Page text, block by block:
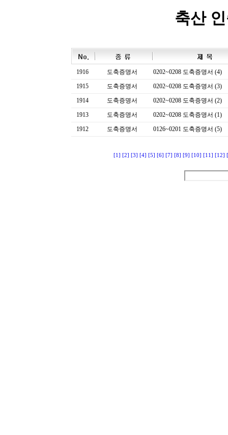
축산
1916 도축증명서
0202~0208 도축증명서 (4)
1915
도축증명서
0202~0208 도축증명서 (3)
1914
도축증명서
0202~0208 도축증명서 (2)
1913
도축증명서
0202~0208 도축증명서 (1)
1912
도축증명서 0126~0201 도축증명서 (5)
[1] [2] [3] [4] [5] [6] [7] [8] [9] [10] [11] [12]